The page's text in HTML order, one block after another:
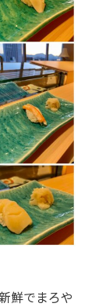
鮮でまろや